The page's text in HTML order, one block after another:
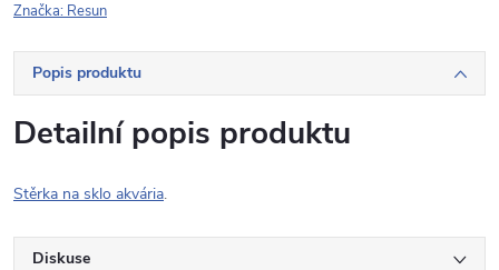
Značka: Resun
Popis produktu
Detailní popis produktu
Stěrka na sklo akvária.
Diskuse